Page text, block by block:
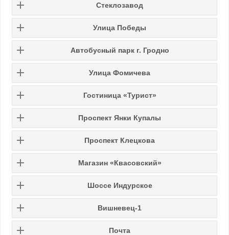
Стеклозавод
Улица Победы
Автобусный парк г. Гродно
Улица Фомичева
Гостиница «Турист»
Проспект Янки Купалы
Проспект Клецкова
Магазин «Квасовский»
Шоссе Индурское
Вишневец-1
Почта